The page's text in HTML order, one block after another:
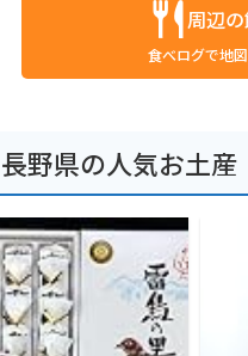
周辺
食べログで地
長野県の人気お土産